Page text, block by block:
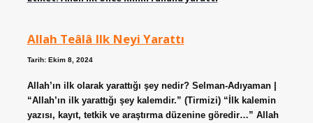
Allah Teâlâ Ilk Neyi Yarattı
Tarih: Ekim 8, 2024
Allah’ın ilk olarak yarattığı şey nedir? Selman-Adıyaman |
“Allah’ın ilk yarattığı şey kalemdir.” (Tirmizi) “İlk kalemin
yazısı, kayıt, tetkik ve araştırma düzenine göredir…” Allah